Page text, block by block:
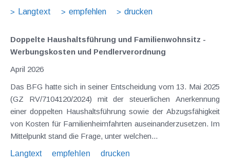
Langtext
empfehlen drucken
Doppelte Haushaltsführung und Familienwohnsitz -
Werbungskosten und Pendlerverordnung
April 2026
Das BFG hatte sich in seiner Entscheidung vom 13. Mai 2025
(GZ RV/7104120/2024) mit der steuerlichen Anerkennung
einer doppelten Haushaltsführung sowie der Abzugsfähigkeit
von Kosten für Familienheimfahrten auseinanderzusetzen. Im
Mittelpunkt stand die Frage, unter welchen...
Langtext
empfehlen drucken